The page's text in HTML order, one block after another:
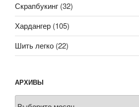
Скрапбукинг (32)
Хардангер (105)
Шить легко (22)
АРХИВЫ